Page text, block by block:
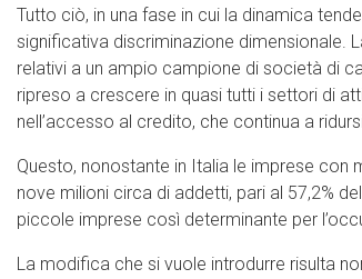
Tutto ciò, in una fase in cui la dinamica
significativa discriminazione dimensionale.
relativi a un ampio campione di società di
ripreso a crescere in quasi tutti i settori di
nell’accesso al credito, che continua a
Questo, nonostante in Italia le imprese
nove milioni circa di addetti, pari al 57,2%
piccole imprese così determinante per
La modifica che si vuole introdurre risulta